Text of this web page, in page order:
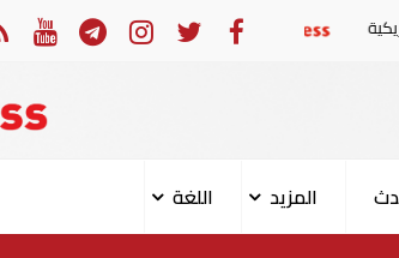
البيان الكامل لتوقيع اتفاقية الدفاع
المزيد اللغة